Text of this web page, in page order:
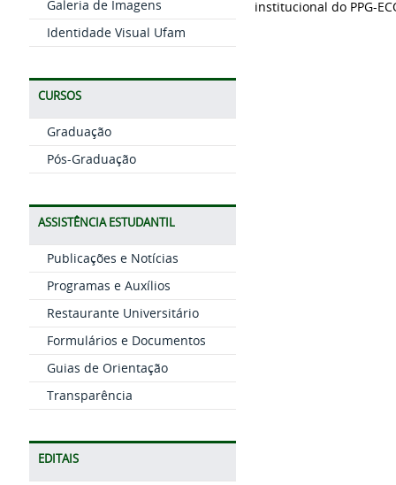
Galeria de Imagens
Identidade Visual Ufam
CURSOS
Graduação
Pós-Graduação
ASSISTÊNCIA ESTUDANTIL
Publicações e Notícias
Programas e Auxílios
Restaurante Universitário
Formulários e Documentos
Guias de Orientação
Transparência
EDITAIS
institucional do PPG-